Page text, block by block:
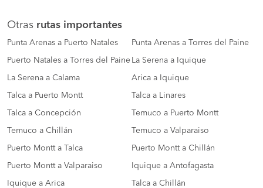
Otras rutas importantes
Punta Arenas a Puerto Natales Punta Arenas a Torres del Paine
Puerto Natales a Torres del Paine La Serena a Iquique
La Serena a Calama Arica a Iquique
Talca a Puerto Montt Talca a Linares
Talca a Concepción Temuco a Puerto Montt
Temuco a Chillán Temuco a Valparaiso
Puerto Montt a Talca Puerto Montt a Chillán
Puerto Montt a Valparaiso Iquique a Antofagasta
Iquique a Arica Talca a Chillán